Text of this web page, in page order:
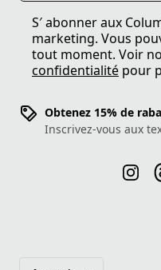
S′ abonner aux
marketing. Vous
tout moment. Voir
confidentialité pour
Obtenez 15% de
Inscrivez-vous aux